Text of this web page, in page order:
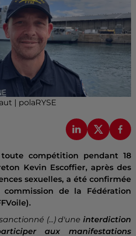
| polaRYSE
compétition pendant 18
Kevin Escoffier, après des
sexuelles, a été confirmée
de la Fédération
(...) d'une interdiction
aux manifestations